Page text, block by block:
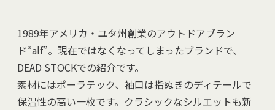
1989年アメリカ・ユタ州創業のアウトドアブラン
ド“alf”。現在ではなくなってしまったブランドで、
DEAD STOCKでの紹介です。
素材にはポーラテック、袖口は指ぬきのディテールで
保温性の高い一枚です。クラシックなシルエットも新